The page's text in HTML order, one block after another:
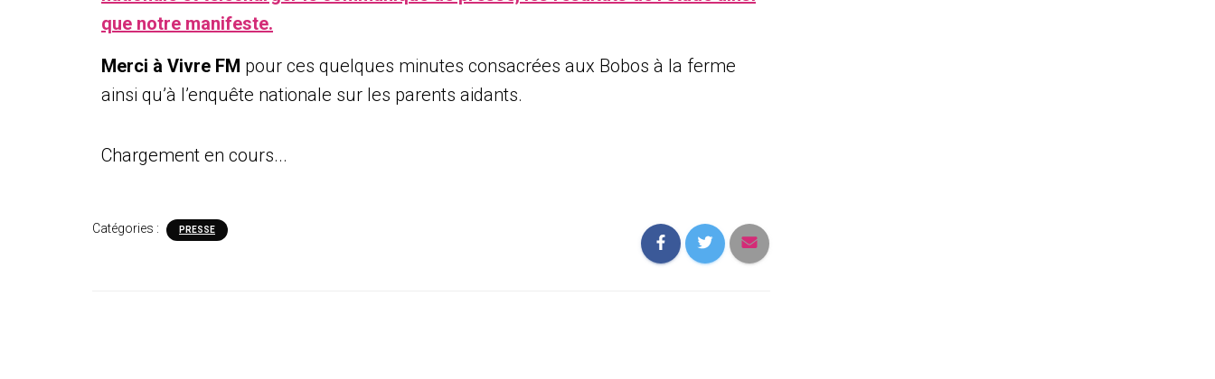
que notre manifeste.
Merci à Vivre FM pour ces quelques minutes consacrées aux Bobos à la ferme
ainsi qu’à l’enquête nationale sur les parents aidants.
Chargement en cours...
Catégories : PRESSE